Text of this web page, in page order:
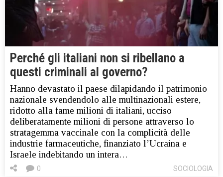
Perché gli italiani non si ribellano a
questi criminali al governo?
Hanno devastato il paese dilapidando il patrimonio
nazionale svendendolo alle multinazionali estere,
ridotto alla fame milioni di italiani, ucciso
deliberatamente milioni di persone attraverso lo
stratagemma vaccinale con la complicità delle
industrie farmaceutiche, finanziato l’Ucraina e
Israele indebitando un intera…
SOCIOLOGIA
0